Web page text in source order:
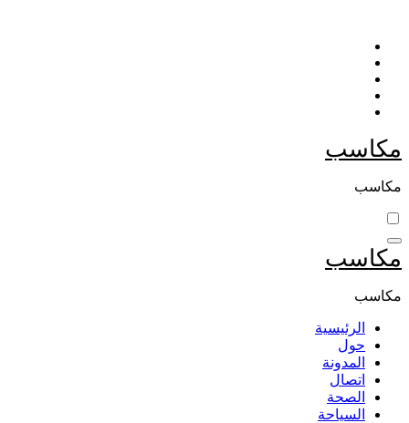
التجاوز
المحتوى
مكاسب
مكاسب
مكاسب
مكاسب
الرئيسية
حول
المدونة
اتصال
الصحة
السياحة